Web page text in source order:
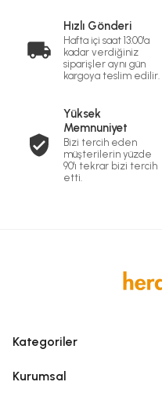
Hızlı Gönderi
Hafta içi saat 13:00'a
kadar verdiğiniz
siparişler aynı gün
kargoya teslim edilir.
Yüksek
Memnuniyet
Bizi tercih eden
müşterilerin yüzde
90'ı tekrar bizi tercih
etti.
Kategoriler
Kurumsal